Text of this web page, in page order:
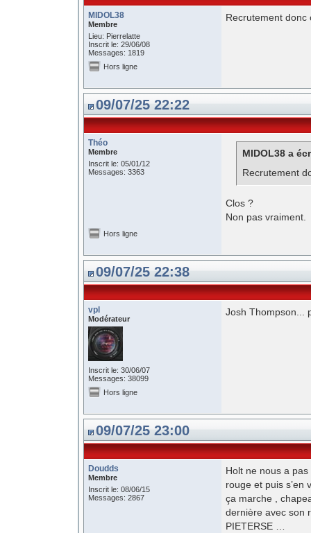
MIDOL38
Membre
Lieu: Pierrelatte
Inscrit le: 29/06/08
Messages: 1819
Recrutement donc
Hors ligne
09/07/25 22:22
Théo
Membre
Inscrit le: 05/01/12
Messages: 3363
MIDOL38 a
Recrutement
Clos ?
Non pas vraiment.
Hors ligne
09/07/25 22:38
vpl
Modérateur
Inscrit le: 30/06/07
Messages: 38099
Josh Thompson...
Hors ligne
09/07/25 23:00
Doudds
Membre
Inscrit le: 08/06/15
Messages: 2867
Holt ne nous a
rouge et puis s’en
ça marche ,
dernière avec son
PIETERSE …